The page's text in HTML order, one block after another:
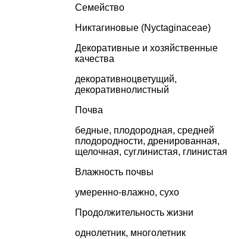
Семейство
Никтагиновые (Nyctaginaceae)
Декоративные и хозяйственные
качества
декоративноцветущий,
декоративнолистный
Почва
бедные, плодородная, средней
плодородности, дренированная,
щелочная, суглинистая, глинистая
Влажность почвы
умеренно-влажно, сухо
Продолжительность жизни
однолетник, многолетник